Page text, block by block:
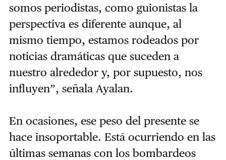
somos periodistas, como guionistas la
perspectiva es diferente aunque, al
mismo tiempo, estamos rodeados por
noticias dramáticas que suceden a
nuestro alrededor y, por supuesto, nos
influyen”, señala Ayalan.
En ocasiones, ese peso del presente se
hace insoportable. Está ocurriendo en las
últimas semanas con los bombardeos